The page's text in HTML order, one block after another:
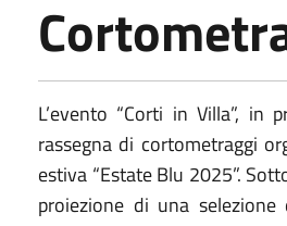
L’evento “Corti in Villa”,
rassegna di cortometraggi
estiva “Estate Blu 2025”.
proiezione di una